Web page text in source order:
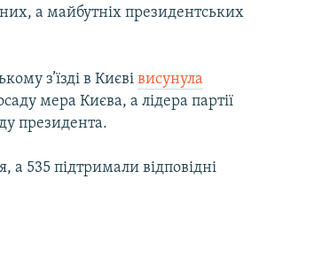
а майбутніх президентських
з’їзді в Києвівисунула
мера Києва, а лідера партії
президента.
а 535 підтримали відповідні